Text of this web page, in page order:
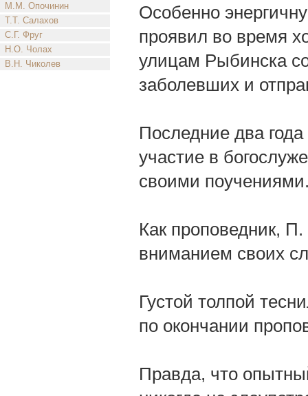
М.М. Опочинин
Т.Т. Салахов
С.Г. Фруг
Н.О. Чолах
В.Н. Чиколев
Особенно
проявил во время
улицам Рыбинска
заболевших и
Последние два
участие в
своими
Как проповедник,
вниманием своих
Густой толпой
по окончании
Правда, что